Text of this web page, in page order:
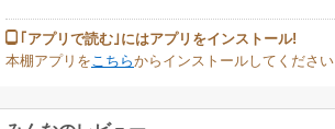
｢アプリで読む｣にはアプリをインストール!
本棚アプリを こちらからインストールしてください